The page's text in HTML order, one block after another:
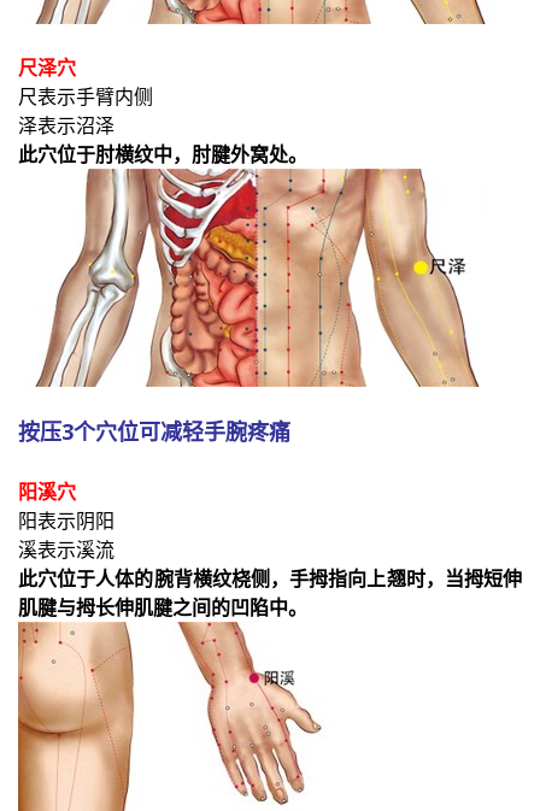
尺泽穴
尺表示手臂内侧
泽表示沼泽
此穴位于肘横纹中，肘腱外窝处。
按压3个穴位可减轻手腕疼痛
阳溪穴
阳表示阴阳
溪表示溪流
此穴位于人体的腕背横纹桡侧，手拇指向上翘时，当拇短伸
肌腱与拇长伸肌腱之间的凹陷中。